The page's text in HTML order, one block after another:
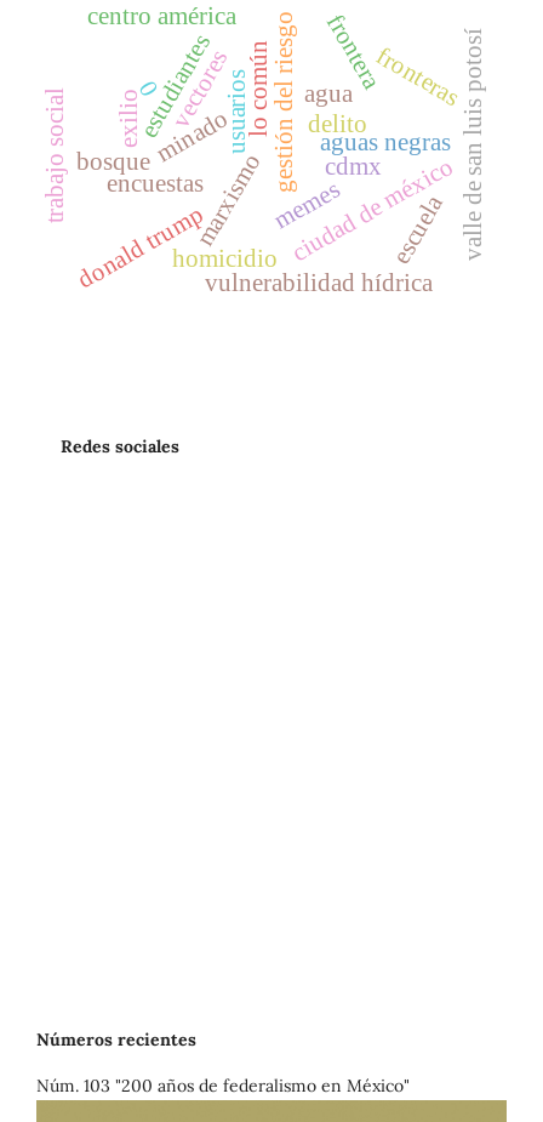
marxismo
homicidio
gestión del riesgo aguas negras
usuarios
encuestas memes
ciudad de méxico
cdmx
delito valle de san luis potosí
vulnerabilidad hídrica
minado
bosque
agua
trabajo social vectores
escuela
estudiantes frontera
lo común
exilio
fronteras
centro américa
donald trump
0
Redes sociales
Números recientes
Núm. 103 "200 años de federalismo en México"